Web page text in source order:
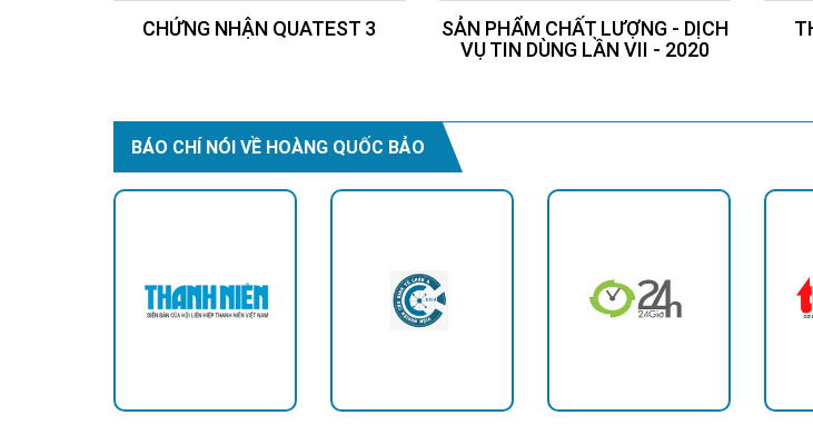
CHỨNG NHẬN QUATEST 3
SẢN PHẨM CHẤT LƯỢNG - DỊCH
VỤ TIN DÙNG LẦN VII - 2020
BÁO CHÍ NÓI VỀ HOÀNG QUỐC BẢO